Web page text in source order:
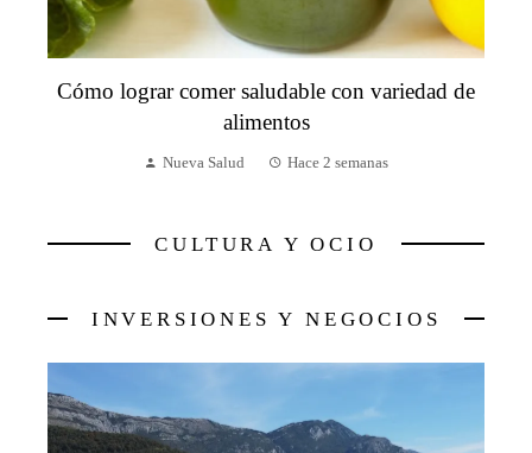
Cómo lograr comer saludable con variedad de
alimentos
Nueva Salud Hace 2 semanas
CULTURA Y OCIO
INVERSIONES Y NEGOCIOS